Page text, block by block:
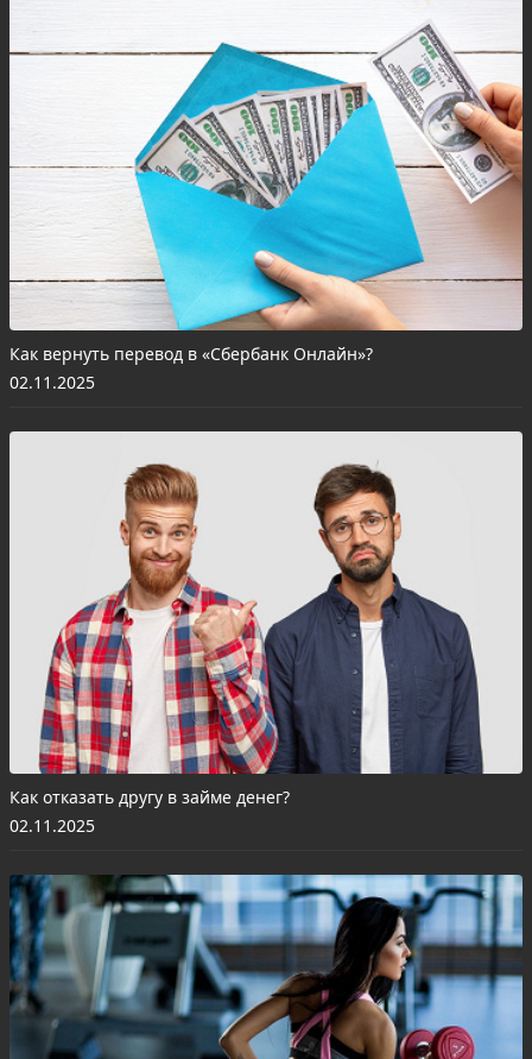
Как вернуть перевод в «Сбербанк Онлайн»?
02.11.2025
Как отказать другу в займе денег?
02.11.2025